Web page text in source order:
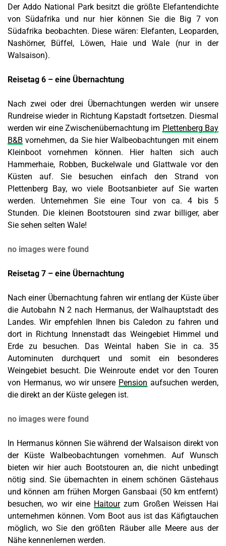
Der Addo National Park besitzt die größte Elefantendichte
von Südafrika und nur hier können Sie die Big 7 von
Südafrika beobachten. Diese wären: Elefanten, Leoparden,
Nashörner, Büffel, Löwen, Haie und Wale (nur in der
Walsaison).
Reisetag 6 – eine Übernachtung
Nach zwei oder drei Übernachtungen werden wir unsere
Rundreise wieder in Richtung Kapstadt fortsetzen. Diesmal
werden wir eine Zwischenübernachtung im Plettenberg Bay
B&B vornehmen, da Sie hier Walbeobachtungen mit einem
Kleinboot vornehmen können. Hier halten sich auch
Hammerhaie, Robben, Buckelwale und Glattwale vor den
Küsten auf. Sie besuchen einfach den Strand von
Plettenberg Bay, wo viele Bootsanbieter auf Sie warten
werden. Unternehmen Sie eine Tour von ca. 4 bis 5
Stunden. Die kleinen Bootstouren sind zwar billiger, aber
Sie sehen selten Wale!
no images were found
Reisetag 7 – eine Übernachtung
Nach einer Übernachtung fahren wir entlang der Küste über
die Autobahn N 2 nach Hermanus, der Walhauptstadt des
Landes. Wir empfehlen Ihnen bis Caledon zu fahren und
dort in Richtung Innenstadt das Weingebiet Himmel und
Erde zu besuchen. Das Weintal haben Sie in ca. 35
Autominuten durchquert und somit ein besonderes
Weingebiet besucht. Die Weinroute endet vor den Touren
von Hermanus, wo wir unsere Pension aufsuchen werden,
die direkt an der Küste gelegen ist.
no images were found
In Hermanus können Sie während der Walsaison direkt von
der Küste Walbeobachtungen vornehmen. Auf Wunsch
bieten wir hier auch Bootstouren an, die nicht unbedingt
nötig sind. Sie übernachten in einem schönen Gästehaus
und können am frühen Morgen Gansbaai (50 km entfernt)
besuchen, wo wir eine Haitourzum Großen Weissen Hai
unternehmen können. Vom Boot aus ist das Käfigtauchen
möglich, wo Sie den größten Räuber alle Meere aus der
Nähe kennenlernen werden.